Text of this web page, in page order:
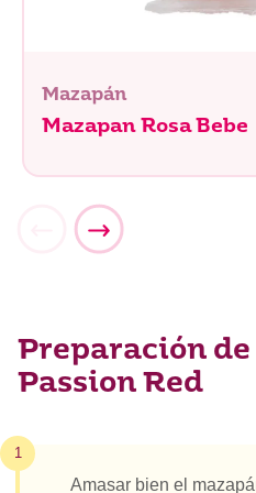
Mazapán
Mazapan Rosa Bebe
Preparación de
Passion Red
1
Amasar bien el